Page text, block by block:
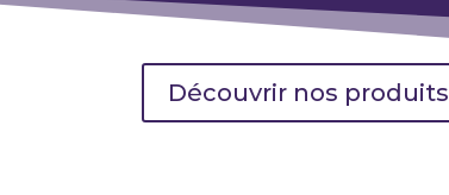
Découvrir nos produits